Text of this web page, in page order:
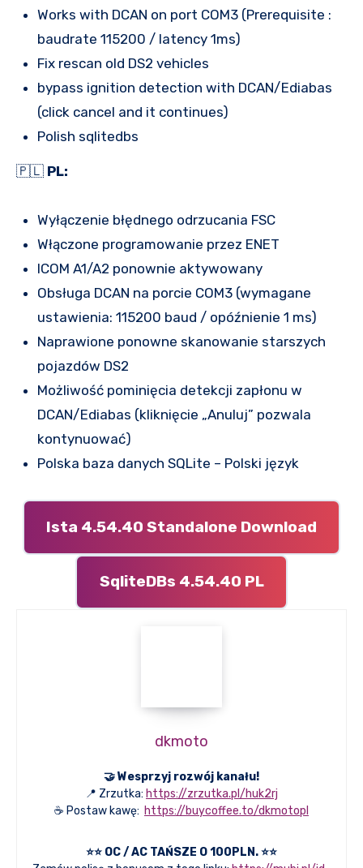
Works with DCAN on port COM3 (Prerequisite :
baudrate 115200 / latency 1ms)
Fix rescan old DS2 vehicles
bypass ignition detection with DCAN/Ediabas
(click cancel and it continues)
Polish sqlitedbs
🇵🇱 PL:
Wyłączenie błędnego odrzucania FSC
Włączone programowanie przez ENET
ICOM A1/A2 ponownie aktywowany
Obsługa DCAN na porcie COM3 (wymagane
ustawienia: 115200 baud / opóźnienie 1 ms)
Naprawione ponowne skanowanie starszych
pojazdów DS2
Możliwość pominięcia detekcji zapłonu w
DCAN/Ediabas (kliknięcie „Anuluj” pozwala
kontynuować)
Polska baza danych SQLite – Polski język
Ista 4.54.40 Standalone Download
SqliteDBs 4.54.40 PL
dkmoto
🤝 Wesprzyj rozwój kanału!
📍 Zrzutka: https://zrzutka.pl/huk2rj
☕ Postaw kawę: https://buycoffee.to/dkmotopl
⭐⭐ OC / AC TAŃSZE O 100PLN. ⭐⭐